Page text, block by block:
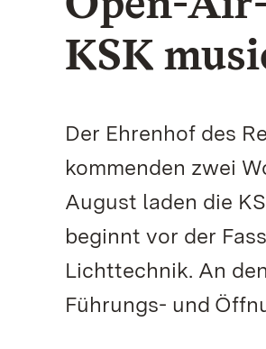
KSK
Der Ehrenhof des
kommenden zwei
August laden die
beginnt vor der
Lichttechnik. An
Führungs- und